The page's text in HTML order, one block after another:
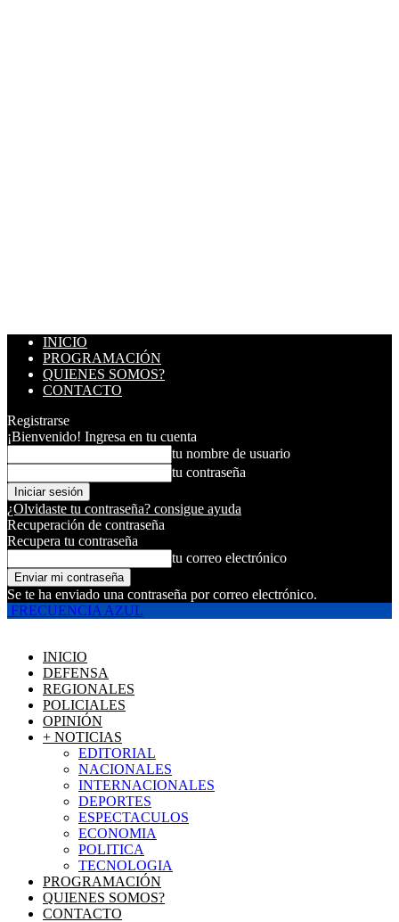
INICIO
PROGRAMACIÓN
QUIENES SOMOS?
CONTACTO
Registrarse
¡Bienvenido! Ingresa en tu cuenta
tu nombre de usuario
tu contraseña
¿Olvidaste tu contraseña? consigue ayuda
Recuperación de contraseña
Recupera tu contraseña
tu correo electrónico
Se te ha enviado una contraseña por correo electrónico.
FRECUENCIA AZUL
INICIO
DEFENSA
REGIONALES
POLICIALES
OPINIÓN
+ NOTICIAS
EDITORIAL
NACIONALES
INTERNACIONALES
DEPORTES
ESPECTACULOS
ECONOMIA
POLITICA
TECNOLOGIA
PROGRAMACIÓN
QUIENES SOMOS?
CONTACTO